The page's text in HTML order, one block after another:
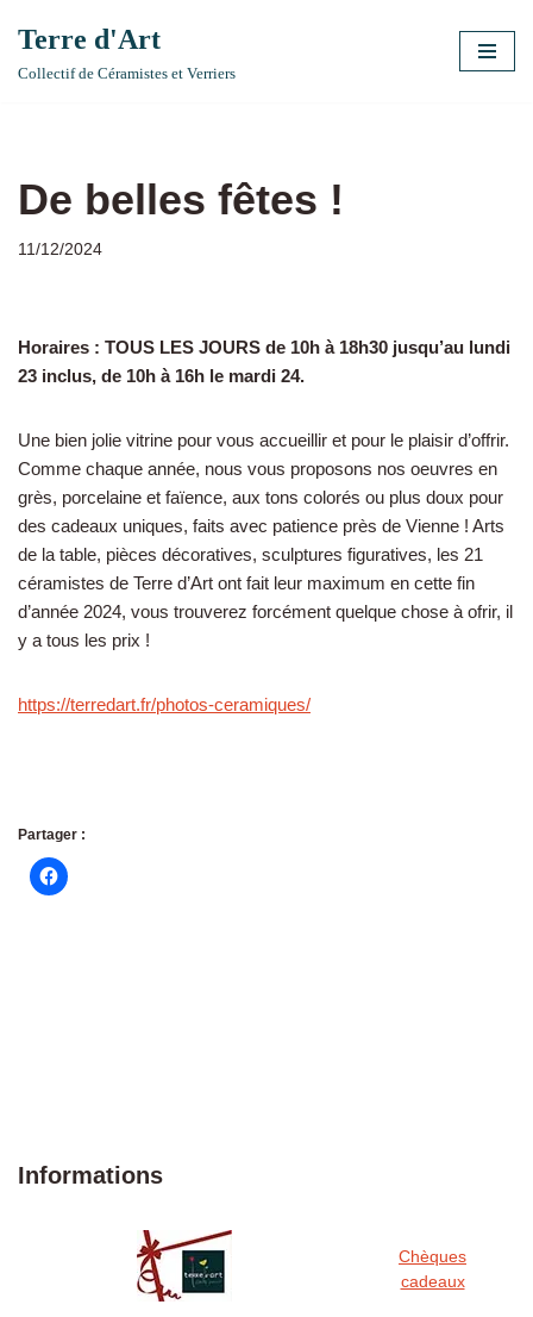
Aller
Terre d'Art
Collectif de Céramistes et Verriers
De belles fêtes !
11/12/2024
Horaires : TOUS LES JOURS de 10h à 18h30 jusqu’au lundi
23 inclus, de 10h à 16h le mardi 24.
Une bien jolie vitrine pour vous accueillir et pour le plaisir d’offrir.
Comme chaque année, nous vous proposons nos oeuvres en
grès, porcelaine et faïence, aux tons colorés ou plus doux pour
des cadeaux uniques, faits avec patience près de Vienne ! Arts
de la table, pièces décoratives, sculptures figuratives, les 21
céramistes de Terre d’Art ont fait leur maximum en cette fin
d’année 2024, vous trouverez forcément quelque chose à ofrir, il
y a tous les prix !
https://terredart.fr/photos-ceramiques/
Partager :
Informations
Chèques
cadeaux